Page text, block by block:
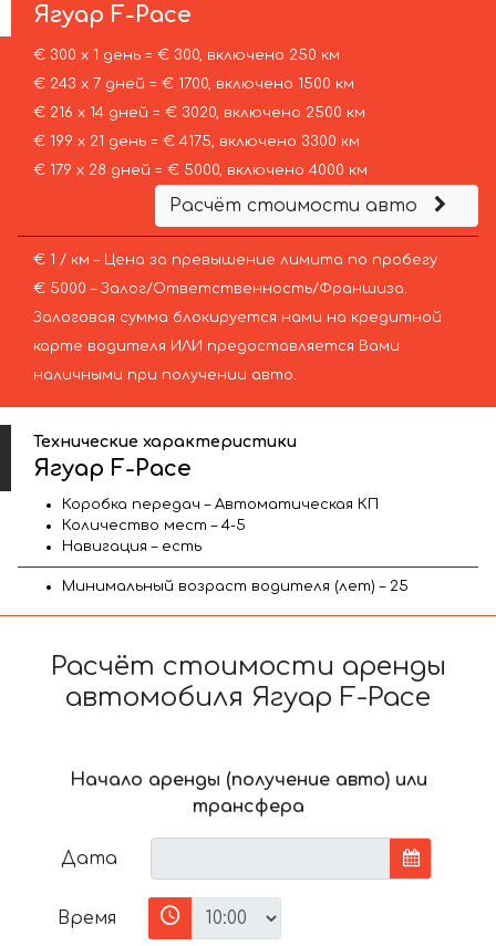
Ягуар F-Pace
€ 300 х 1 день = € 300, включено 250 км
€ 243 х 7 дней = € 1700, включено 1500 км
€ 216 х 14 дней = € 3020, включено 2500 км
€ 199 х 21 день = € 4175, включено 3300 км
€ 179 х 28 дней = € 5000, включено 4000 км
Расчёт стоимости авто
€ 1 / км – Цена за превышение лимита по пробегу
€ 5000 – Залог/Ответственность/Франшиза.
Залоговая сумма блокируется нами на кредитной
карте водителя ИЛИ предоставляется Вами
наличными при получении авто.
Технические характеристики
Ягуар F-Pace
Коробка передач – Автоматическая КП
Количество мест – 4-5
Навигация – есть
Минимальный возраст водителя (лет) – 25
Расчёт стоимости аренды
автомобиля Ягуар F-Pace
Начало аренды (получение авто) или
трансфера
Дата
Время